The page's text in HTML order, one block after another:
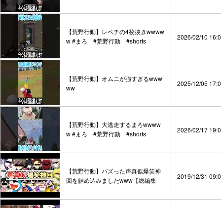
【荒野行動】レベチの4枚抜きwwww
w #まろ #荒野行動 #shorts
2026/02/10
【荒野行動】オムニが強すぎるwww
ww
2025/12/05
【荒野行動】大逃走するまろwwww
w #まろ #荒野行動 #shorts
2026/02/17
【荒野行動】バズった声真似爆笑神
回を詰め込みましたwww【総編集
2019/12/31